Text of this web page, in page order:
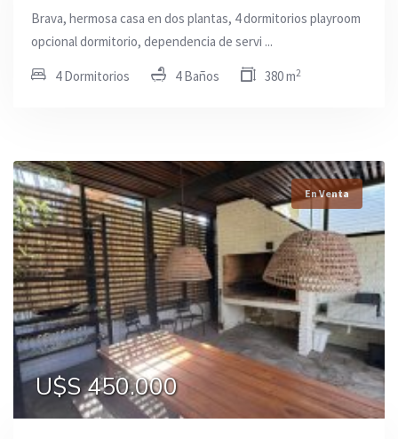
Brava, hermosa casa en dos plantas, 4 dormitorios playroom
opcional dormitorio, dependencia de servi ...
4 Dormitorios 4 Baños 380 m2
En Venta
U$S 450.000